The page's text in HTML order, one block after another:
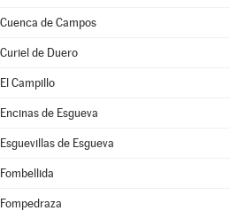
Cuenca de Campos
Curiel de Duero
El Campillo
Encinas de Esgueva
Esguevillas de Esgueva
Fombellida
Fompedraza